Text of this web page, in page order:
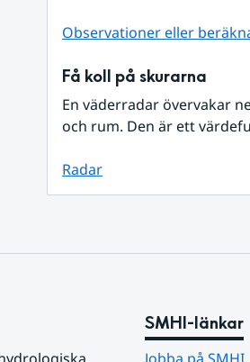
Observationer eller
Få koll på skurarna
En väderradar övervakar
och rum. Den är ett
Radar
SMHI-länkar